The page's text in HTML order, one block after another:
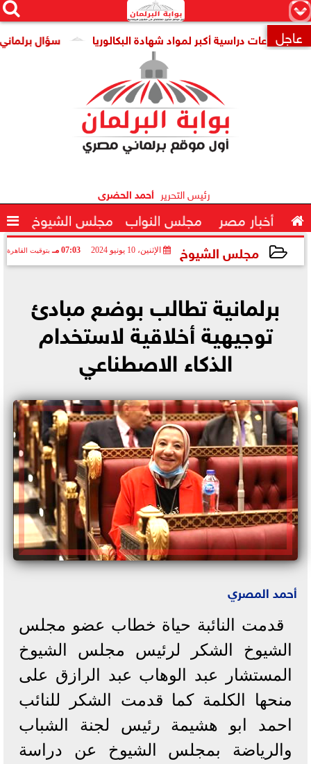
×


 عاجل سؤال برلماني عن ساعات دراسية أكبر لمواد شهادة البكالوريا
رئيس التحرير أحمد الحضرى
 أخبار مصر مجلس النواب مجلس الشيوخ 
مجلس الشيوخ الإثنين، 10 يونيو 2024 07:03 مـ بتوقيت القاهرة
برلمانية تطالب بوضع مبادئ
توجيهية أخلاقية لاستخدام
الذكاء الاصطناعي
أحمد المصري
قدمت النائبة حياة خطاب عضو مجلس
الشيوخ الشكر لرئيس مجلس الشيوخ
المستشار عبد الوهاب عبد الرازق على
منحها الكلمة كما قدمت الشكر للنائب
احمد ابو هشيمة رئيس لجنة الشباب
والرياضة بمجلس الشيوخ عن دراسة